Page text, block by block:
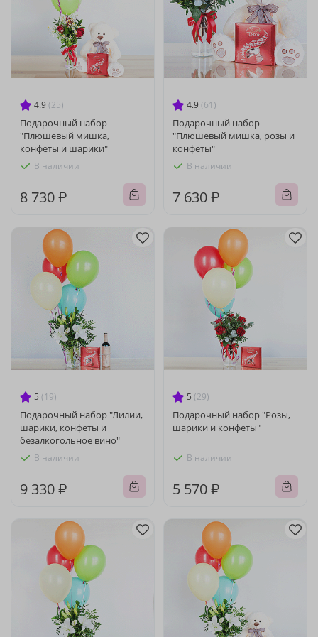
4.9 (25)
Подарочный набор
"Плюшевый мишка,
конфеты и шарики"
В наличии
8 730 ₽
4.9 (61)
Подарочный набор
"Плюшевый мишка, розы и
конфеты"
В наличии
7 630 ₽
5 (19)
Подарочный набор "Лилии,
шарики, конфеты и
безалкогольное вино"
В наличии
9 330 ₽
5 (29)
Подарочный набор "Розы,
шарики и конфеты"
В наличии
5 570 ₽